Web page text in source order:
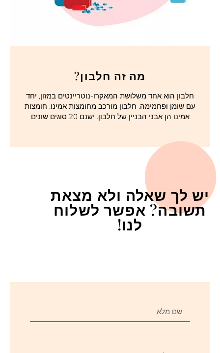
מה זה חלבון?
חלבון הוא אחד משלושת המאקרו-נוטריינטים במזון, יחד
עם שומן ופחמימה. חלבון מורכב מחומצות אמינו. חומצות
אמינו הן אבני הבניין של חלבון. ישנם 20 סוגים שונים
יש לך שאלה ולא מצאת
תשובה? אפשר לשלוח
לנו!